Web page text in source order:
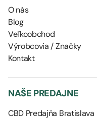
O nás
Blog
Veľkoobchod
Výrobcovia / Značky
Kontakt
NAŠE PREDAJNE
CBD Predajňa Bratislava